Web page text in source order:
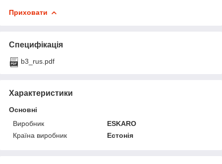
Приховати
Специфікація
b3_rus.pdf
Характеристики
Основні
Виробник
ESKARO
Країна виробник
Естонія